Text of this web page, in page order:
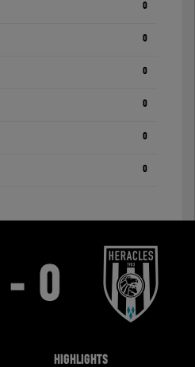
0
0
0
0
0
0
- 0
HIGHLIGHTS